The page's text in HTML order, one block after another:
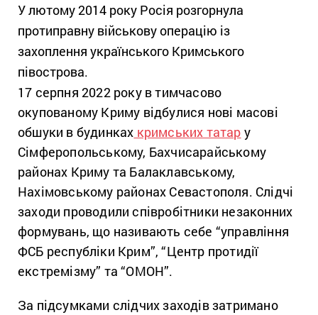
У лютому 2014 року Росія розгорнула
протиправну військову операцію із
захоплення українського Кримського
півострова.
17 серпня 2022 року в тимчасово
окупованому Криму відбулися нові масові
обшуки в будинках кримських татар у
Сімферопольському, Бахчисарайському
районах Криму та Балаклавському,
Нахімовському районах Севастополя. Слідчі
заходи проводили співробітники незаконних
формувань, що називають себе “управління
ФСБ республіки Крим”, “Центр протидії
екстремізму” та “ОМОН”.
За підсумками слідчих заходів затримано